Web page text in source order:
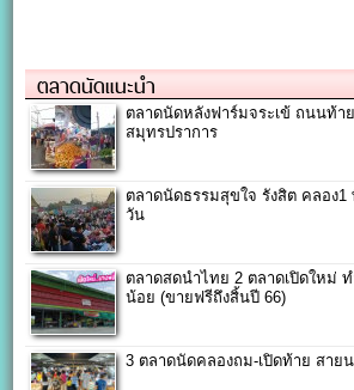
ตลาดนัดแนะนำ
ตลาดนัดหลังฟาร์มจระเข้ ถนนท้า
สมุทรปราการ
ตลาดนัดธรรมสุขใจ รังสิต คลอง
วัน
ตลาดสดนำไทย 2 ตลาดเปิดใหม่
น้อย (ขายฟรีถึงสิ้นปี 66)
3 ตลาดนัดคลองถม-เปิดท้าย สาย